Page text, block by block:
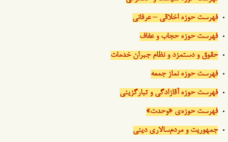
فهرست حوزه اخلاقی – عرفانی
فهرست حوزه حجاب و عفاف
حقوق و دستمزد و نظام جبران خدمات
فهرست حوزه نماز جمعه
فهرست حوزه آقازادگی و تبارگزینی
فهرست حوزه‌ی «وحدت»
جمهوریت و مردم‌سالاری دینی